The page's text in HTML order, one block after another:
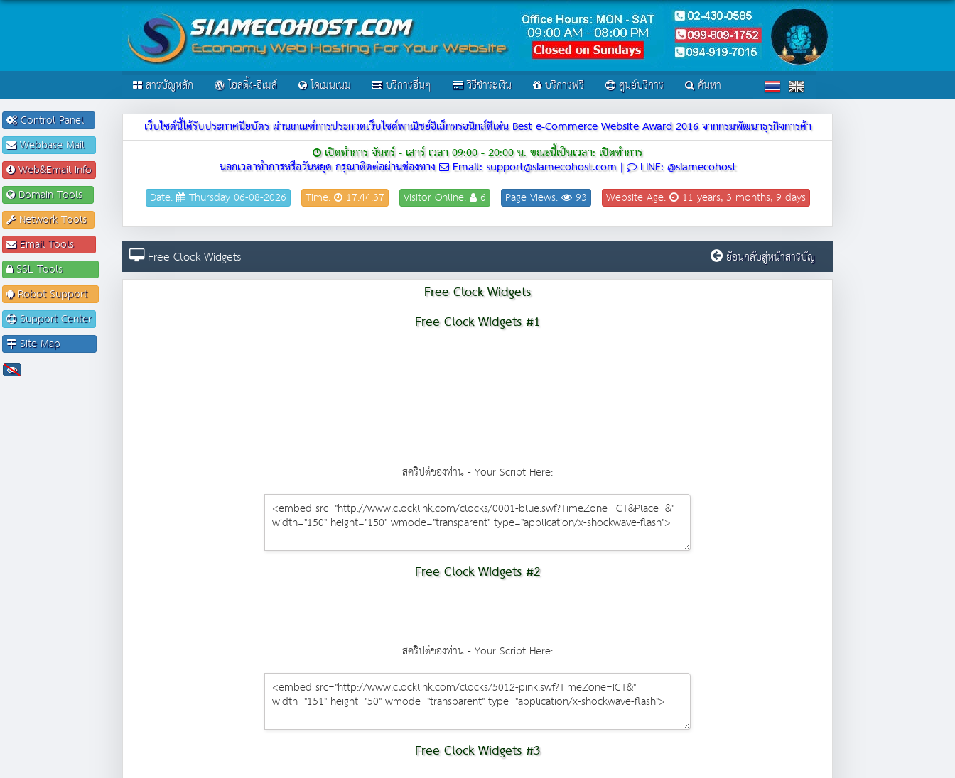
สารบัญหลัก โฮสติ้ง-อีเมล์ โดเมนเนม บริการอื่นๆ วิธีชำระเงิน บริการฟรี ศูนย์บริการ ค้นหา
เว็บไซต์นี้ได้รับประกาศนียบัตร ผ่านเกณฑ์การประกวดเว็บไซต์พาณิชย์อิเล็กทรอนิกส์ดีเด่น Best e-Commerce Website Award 2016 จากกรมพัฒนาธุรกิจการค้า
เปิดทำการ จันทร์ - เสาร์ เวลา 09:00 - 20:00 น.ขณะนี้เป็นเวลา: เปิดทำการ
นอกเวลาทำการหรือวันหยุด กรุณาติดต่อผ่านช่องทาง Email: support@siamecohost.com | LINE: @siamecohost
Date: Thursday 06-08-2026 Time: 17:44:37 Visitor Online: 6 Page Views: 93 Website Age: 11 years, 3 months, 9 days
Free Clock Widgets ย้อนกลับสู่หน้าสารบัญ
Free Clock Widgets
Free Clock Widgets #1
สคริปต์ของท่าน - Your Script Here:
Free Clock Widgets #2
สคริปต์ของท่าน - Your Script Here:
Free Clock Widgets #3
Control Panel
Webbase Mail
Web&Email Info
Domain Tools
Network Tools
Email Tools
SSL Tools
Robot Support
Support Center
Site Map